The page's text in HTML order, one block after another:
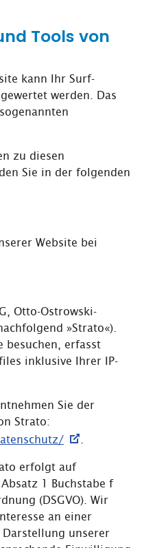
Tools von
kann Ihr Surf-
werden. Das
zu diesen
Sie in der folgenden
Website bei
Otto-Ostrowski-
»Strato«).
besuchen, erfasst
inklusive Ihrer IP-
Sie der
Strato:
.
erfolgt auf
1 Buchstabe f
(DSGVO). Wir
an einer
unserer